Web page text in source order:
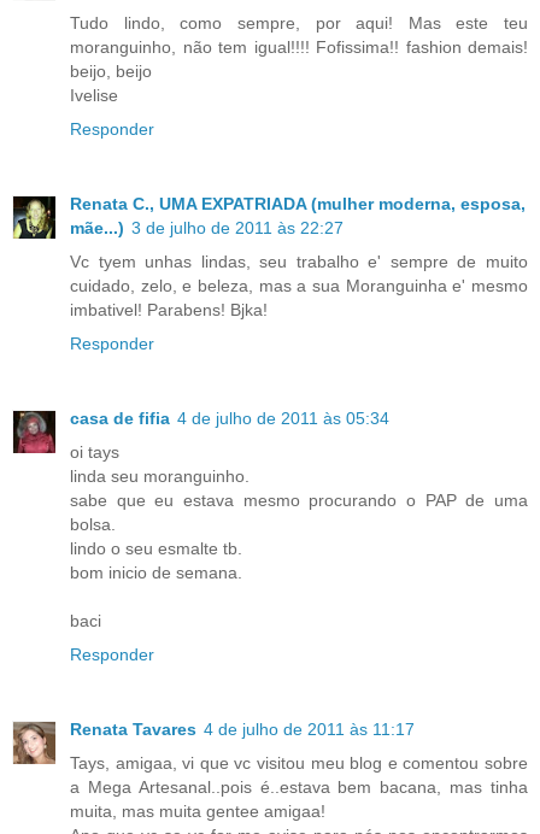
Tudo lindo, como sempre, por aqui! Mas este teu
moranguinho, não tem igual!!!! Fofissima!! fashion demais!
beijo, beijo
Ivelise
Responder
Renata C., UMA EXPATRIADA (mulher moderna, esposa,
mãe...) 3 de julho de 2011 às 22:27
Vc tyem unhas lindas, seu trabalho e' sempre de muito
cuidado, zelo, e beleza, mas a sua Moranguinha e' mesmo
imbativel! Parabens! Bjka!
Responder
casa de fifia 4 de julho de 2011 às 05:34
oi tays
linda seu moranguinho.
sabe que eu estava mesmo procurando o PAP de uma
bolsa.
lindo o seu esmalte tb.
bom inicio de semana.
baci
Responder
Renata Tavares 4 de julho de 2011 às 11:17
Tays, amigaa, vi que vc visitou meu blog e comentou sobre
a Mega Artesanal..pois é..estava bem bacana, mas tinha
muita, mas muita gentee amigaa!